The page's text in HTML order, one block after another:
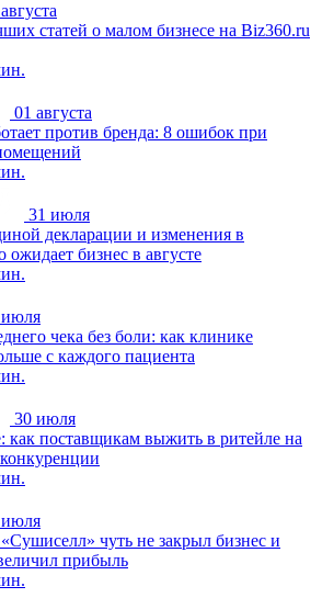
статей о малом бизнесе на Biz360.ru
01 августа
против бренда: 8 ошибок при
31 июля
декларации и изменения в
ожидает бизнес в августе
чека без боли: как клинике
с каждого пациента
30 июля
как поставщикам выжить в ритейле на
чуть не закрыл бизнес и
прибыль